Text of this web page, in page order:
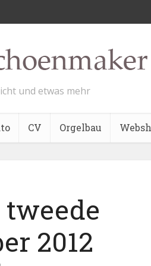
und etwas mehr
CV Orgelbau
2012